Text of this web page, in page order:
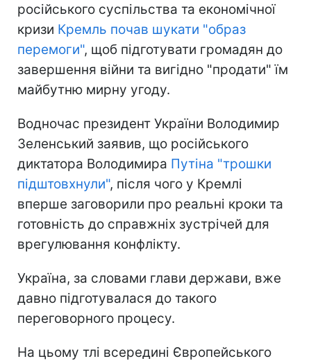
російського суспільства та економічної
кризи Кремль почав шукати "образ
перемоги", щоб підготувати громадян до
завершення війни та вигідно "продати" їм
майбутню мирну угоду.
Водночас президент України Володимир
Зеленський заявив, що російського
диктатора Володимира Путіна "трошки
підштовхнули", після чого у Кремлі
вперше заговорили про реальні кроки та
готовність до справжніх зустрічей для
врегулювання конфлікту.
Україна, за словами глави держави, вже
давно підготувалася до такого
переговорного процесу.
На цьому тлі всередині Європейського